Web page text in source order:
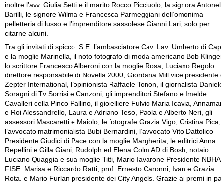
inoltre l’avv. Giulia Setti e il marito Rocco Picciuolo, la signora
Barilli, le signore Wilma e Francesca Parmeggiani dell’omonima
pelletteria di lusso e l’imprenditore sassolese Gianni Lari, solo per
citarne alcuni.
Tra gli invitati di spicco: S.E. l’ambasciatore Cav. Lav. Umberto di
e la moglie Marinella, il noto fotografo di moda americano Bob
lo scrittore Francesco Alberoni con la moglie Rosa, Luciano Regolo
direttore responsabile di Novella 2000, Giordana Mill vice presidente
Zepter International, l’opinionista Raffaele Tonon, il giornalista
Soragni di Tv Sorrisi e Canzoni, gli imprenditori Stefano e Imelde
Cavalleri della Pinco Pallino, il gioielliere Fulvio Maria Icavia,
e Roi Alessandrello, Laura e Adriano Teso, Paola e Alberto Neri, gli
assessori Mascaretti e Maiolo, le fotografe Grazia Vigo, Cristina Pica,
l’avvocato matrimonialista Bubi Bernardini, l’avvocato Vito Dattolico
Presidente Giudici di Pace con la moglie Margherita, le editrici Anna
Repellini e Gilla Giani, Rudolph ed Elena Colm AD di Bosh, notaio
Luciano Quaggia e sua moglie Titti, Mario Iavarone Presidente
FISE. Marisa e Riccardo Ratti, prof. Ernesto Caronni, Ivan e Grazia
Rota. e Mario Furlan presidente dei City Angels. Grazie ai premi in